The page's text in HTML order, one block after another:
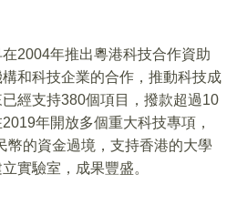
2004年推出粵港科技合作資助
和科技企業的合作，推動科技成
經支持380個項目，撥款超過10
年開放多個重大科技專項，
幣的資金過境，支持香港的大學
實驗室，成果豐盛。